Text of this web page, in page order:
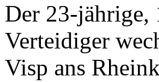
Der 23-jährige,
Verteidiger
Visp ans